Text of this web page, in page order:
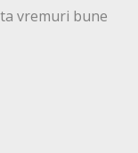
vremuri bune